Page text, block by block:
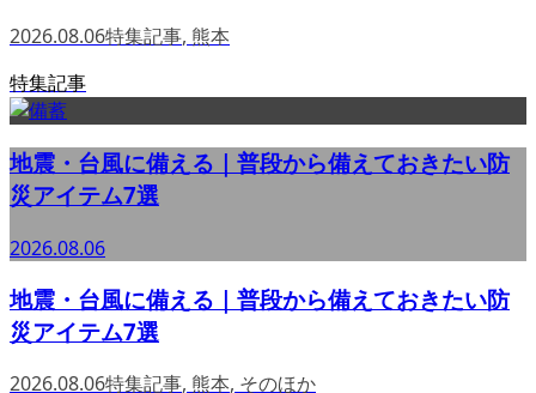
2026.08.06特集記事, 熊本
特集記事
地震・台風に備える｜普段から備えておきたい防
災アイテム7選
2026.08.06
地震・台風に備える｜普段から備えておきたい防
災アイテム7選
2026.08.06特集記事, 熊本, そのほか